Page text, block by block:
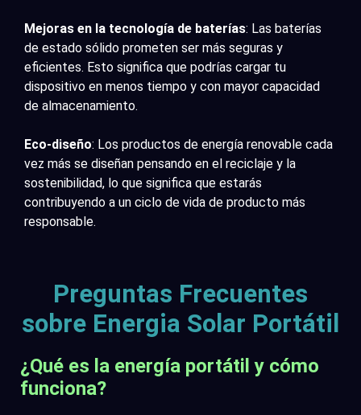
Mejoras en la tecnología de baterías: Las baterías
de estado sólido prometen ser más seguras y
eficientes. Esto significa que podrías cargar tu
dispositivo en menos tiempo y con mayor capacidad
de almacenamiento.
Eco-diseño: Los productos de energía renovable cada
vez más se diseñan pensando en el reciclaje y la
sostenibilidad, lo que significa que estarás
contribuyendo a un ciclo de vida de producto más
responsable.
Preguntas Frecuentes
sobre Energia Solar Portátil
¿Qué es la energía portátil y cómo
funciona?